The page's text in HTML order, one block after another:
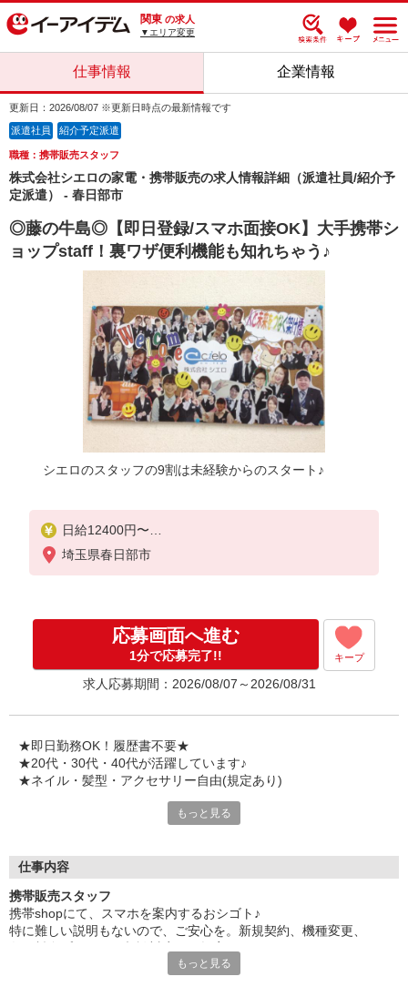
関東 の求人
▼エリア変更
仕事情報 企業情報
更新日：2026/08/07 ※更新日時点の最新情報です
派遣社員 紹介予定派遣
職種：携帯販売スタッフ
株式会社シエロの家電・携帯販売の求人情報詳細（派遣社員/紹介予
定派遣） - 春日部市
◎藤の牛島◎【即日登録/スマホ面接OK】大手携帯シ
ョップstaff！裏ワザ便利機能も知れちゃう♪
シエロのスタッフの9割は未経験からのスタート♪
日給12400円〜
※残業代支給
★交通費別途支給（規定あり）
入社祝い金10万円支給(規定有)
お友達を紹介頂くと,
インセンティブ支給(規定有)
゜・。○。・゜+゜・。○。・゜+゜
埼玉県春日部市
応募画面へ進む
1分で応募完了!! キープ
求人応募期間：2026/08/07～2026/08/31
★即日勤務OK！履歴書不要★
★20代・30代・40代が活躍しています♪
★ネイル・髪型・アクセサリー自由(規定あり)
でも心配ご無用！
お互いに教え合ったり、フォローしあったりする
和気あいあいとした人間関係がある店舗ばかり！
皆で一緒にステップアップしましょう♪
【選べるお仕事いろいろ】
もっと見る
仕事内容
携帯販売スタッフ
携帯shopにて、スマホを案内するおシゴト♪
特に難しい説明もないので、ご安心を。新規契約、機種変更、
もっと見る